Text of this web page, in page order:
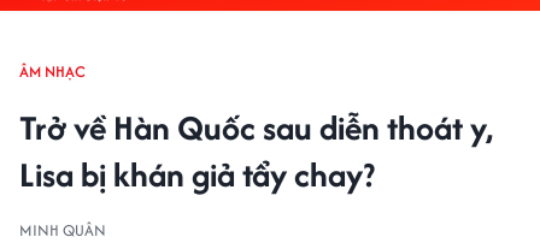
ÂM NHẠC
Trở về Hàn Quốc sau diễn thoát y,
Lisa bị khán giả tẩy chay?
MINH QUÂN